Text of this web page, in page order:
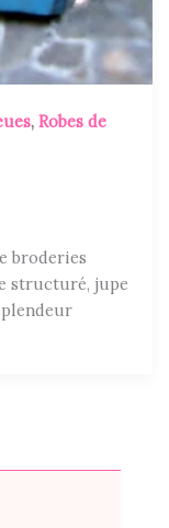
,Robes de
broderies
structuré, jupe